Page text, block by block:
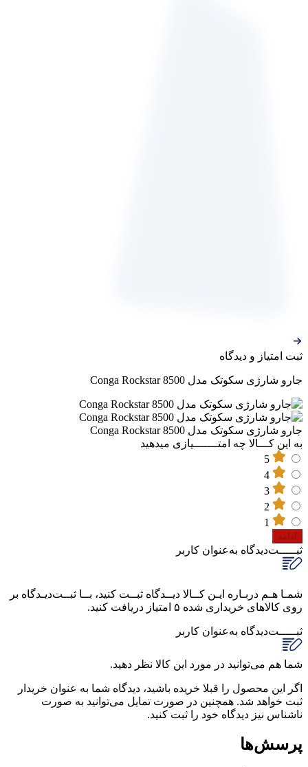
ثبت‌ امتیاز‌ و‌ دیدگاه
جارو شارژی سکوتک مدل Conga Rockstar 8500
جارو شارژی سکوتک مدل Conga Rockstar 8500
به این کـــالا چه امتـــــــیازی میدهید
ادامه
ثبـــــت‌دیدگاه به‌عنوان کاربر
شمـا هـم دربـاره ایـن کــالا دیــدگاه ثبــت کنید، بــا ثبــت‌دیـدگاه بر
روی کالاهای خریداری شده ۵ امتیاز دریافت کنید.
ثبـــــت‌دیدگاه به‌عنوان کاربر
شما هم می‌توانید در مورد این کالا نظر دهید.
اگر این محصول را قبلا خریده باشید، دیدگاه شما به عنوان خریدار
ثبت خواهد شد. همچنین در صورت تمایل می‌توانید به صورت
ناشناس نیز دیدگاه خود را ثبت کنید.
پرسش‌ها